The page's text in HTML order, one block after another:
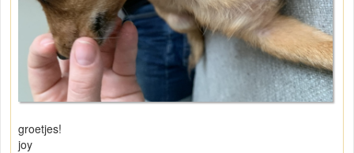
groetjes!
joy